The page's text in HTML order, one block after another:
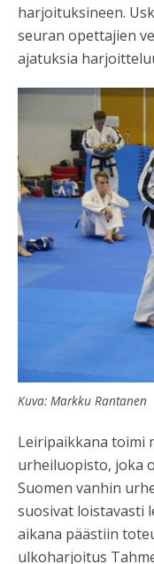
harjoituksineen.
seuran opettajien
ajatuksia
Kuva: Markku Rantanen
Leiripaikkana toimi
urheiluopisto, joka
Suomen vanhin
suosivat loistavasti
aikana päästiin
ulkoharjoitus